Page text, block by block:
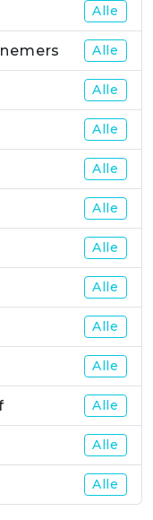
Alle
Alle
Alle
Alle
Alle
Alle
Alle
Alle
Alle
Alle
Alle
Alle
Alle